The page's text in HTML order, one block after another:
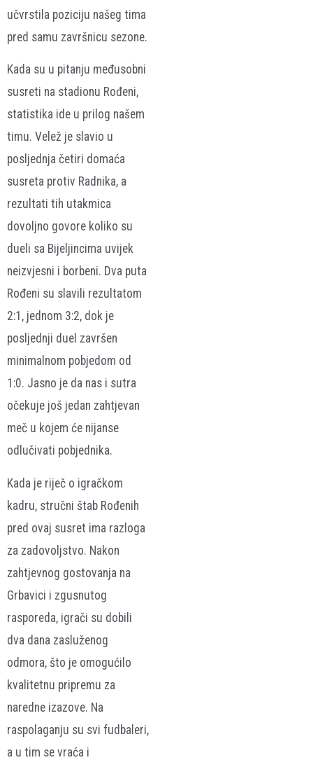
učvrstila poziciju našeg tima
pred samu završnicu sezone.
Kada su u pitanju međusobni
susreti na stadionu Rođeni,
statistika ide u prilog našem
timu. Velež je slavio u
posljednja četiri domaća
susreta protiv Radnika, a
rezultati tih utakmica
dovoljno govore koliko su
dueli sa Bijeljincima uvijek
neizvjesni i borbeni. Dva puta
Rođeni su slavili rezultatom
2:1, jednom 3:2, dok je
posljednji duel završen
minimalnom pobjedom od
1:0. Jasno je da nas i sutra
očekuje još jedan zahtjevan
meč u kojem će nijanse
odlučivati pobjednika.
Kada je riječ o igračkom
kadru, stručni štab Rođenih
pred ovaj susret ima razloga
za zadovoljstvo. Nakon
zahtjevnog gostovanja na
Grbavici i zgusnutog
rasporeda, igrači su dobili
dva dana zasluženog
odmora, što je omogućilo
kvalitetnu pripremu za
naredne izazove. Na
raspolaganju su svi fudbaleri,
a u tim se vraća i